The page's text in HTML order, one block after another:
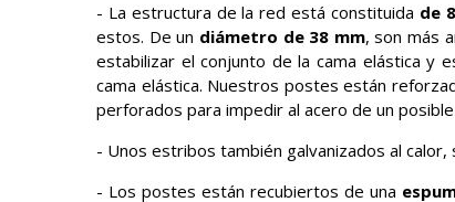
- La estructura de la red está constituida de
estos. De un diámetro de 38 mm, son más
estabilizar el conjunto de la cama elástica y
cama elástica. Nuestros postes están
perforados para impedir al acero de un
- Unos estribos también galvanizados al
- Los postes están recubiertos de una